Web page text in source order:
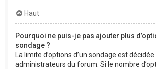
Haut
Pourquoi ne puis-je pas ajouter plus
sondage ?
La limite d’options d’un sondage est décidée
administrateurs du forum. Si le nombre